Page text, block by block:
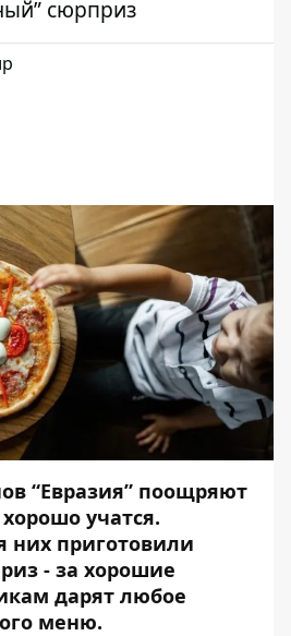
сюрприз
“Евразия” поощряют
учатся.
них приготовили
- за хорошие
дарят любое
меню.